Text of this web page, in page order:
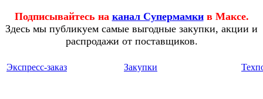
Подписывайтесь на канал Супермамки в Максе.
Здесь мы публикуем самые выгодные закупки, акции и
распродажи от поставщиков.
Экспресс-заказ Закупки